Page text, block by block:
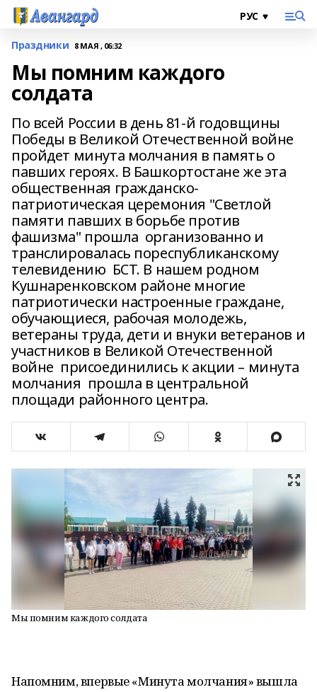
Праздники 8 МАЯ , 06:32
Мы помним каждого
солдата
По всей России в день 81-й годовщины
Победы в Великой Отечественной войне
пройдет минута молчания в память о
павших героях. В Башкортостане же эта
общественная гражданско-
патриотическая церемония "Светлой
памяти павших в борьбе против
фашизма" прошла организованно и
транслировалась пореспубликанскому
телевидению БСТ. В нашем родном
Кушнаренковском районе многие
патриотически настроенные граждане,
обучающиеся, рабочая молодежь,
ветераны труда, дети и внуки ветеранов и
участников в Великой Отечественной
войне присоединились к акции – минута
молчания прошла в центральной
площади районного центра.
Мы помним каждого солдата
Напомним, впервые «Минута молчания» вышла